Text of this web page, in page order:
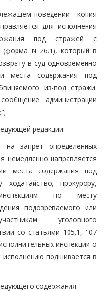
поведении - копия
для исполнения
под стражей с
(форма N 26.1), который в
в суд одновременно
места содержания под
из-под стражи.
администрации
редакции:
запрет определенных
немедленно направляется
места содержания под
прокурору,
инспекциям по месту
подозреваемого или
уголовного
со статьями 105.1, 107
инспекций о
исполнению подшивается в
содержания: